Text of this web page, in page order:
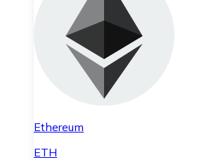
Ethereum
ETH